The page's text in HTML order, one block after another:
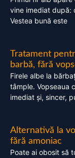
vine imediat după:
Vestea bună este
Tratament
barbă, fără
Firele albe la
tâmple. Vopseaua
imediat și, sincer,
Alternativă la
fără amoniac
Poate ai obosit să